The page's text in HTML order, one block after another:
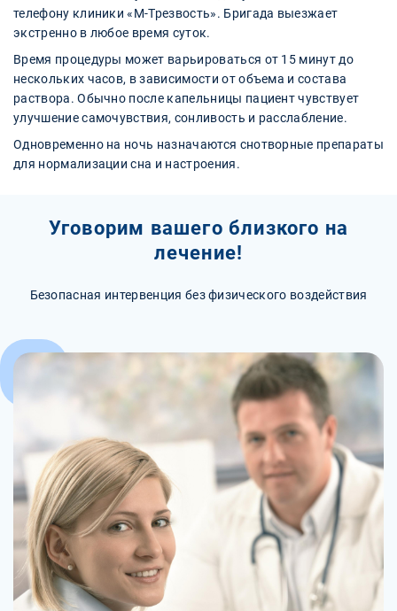
телефону клиники «М-Трезвость». Бригада выезжает
экстренно в любое время суток.
Время процедуры может варьироваться от 15 минут до
нескольких часов, в зависимости от объема и состава
раствора. Обычно после капельницы пациент чувствует
улучшение самочувствия, сонливость и расслабление.
Одновременно на ночь назначаются снотворные препараты
для нормализации сна и настроения.
Уговорим вашего близкого на
лечение!
Безопасная интервенция без физического воздействия